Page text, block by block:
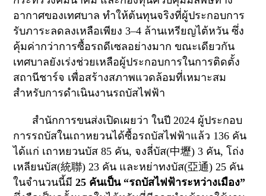
อากาศของเทศบาล ทำให้ต้นทุนจริงที่ผู้ประกอบการ
รับภาระลดลงเหลือเพียง3–4 ล้านเหรียญไต้หวัน ซึ่ง
คุ้มค่ากว่าการซื้อรถดีเซลอย่างมาก ขณะเดียวกัน
เทศบาลยังเร่งช่วยเหลือผู้ประกอบการในการติดตั้ง
สถานีชาร์จ เพื่อสร้างสภาพแวดล้อมที่เหมาะสม
สำหรับการดำเนินงานรถบัสไฟฟ้า
สำนักการขนส่งเปิดเผยว่า ในปี2024 ผู้ประกอบ
การรถบัสในเถาหยวนได้ซื้อรถบัสไฟฟ้าแล้ว 136 คัน
ได้แก่ เถาหยวนบัส85 คัน, จงลี่บัส(中壢)3 คัน,โถ่ง
เหลียนบัส(統聯)23 คัน และหย่าทงบัส(亞通)25 คัน
ในจำนวนนี้มี25 คันเป็น “รถบัสไฟฟ้าระหว่างเมือง”